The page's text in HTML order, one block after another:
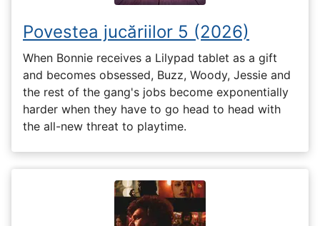
Povestea jucăriilor 5 (2026)
When Bonnie receives a Lilypad tablet as a gift
and becomes obsessed, Buzz, Woody, Jessie and
the rest of the gang's jobs become exponentially
harder when they have to go head to head with
the all-new threat to playtime.